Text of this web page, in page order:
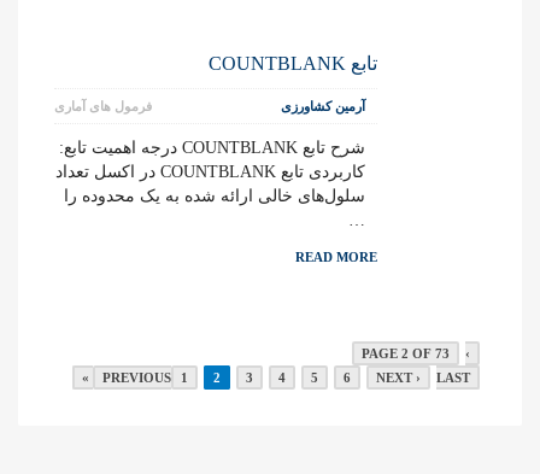
تابع COUNTBLANK
فرمول های آماری آرمین کشاورزی
شرح تابع COUNTBLANK درجه اهمیت تابع:
کاربردی تابع COUNTBLANK در اکسل تعداد
سلول‌های خالی ارائه شده به یک محدوده را
…
READ MORE
PAGE 2 OF 73
‹
PREVIOUS
1 2 3 4 5 6 NEXT › LAST »